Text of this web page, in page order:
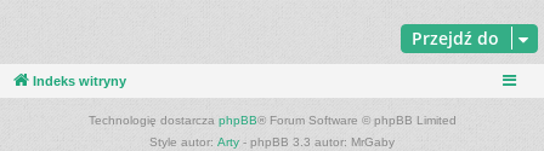
Przejdź do
Indeks witryny
Technologię dostarcza phpBB® Forum Software © phpBB Limited
Style autor: Arty - phpBB 3.3 autor: MrGaby